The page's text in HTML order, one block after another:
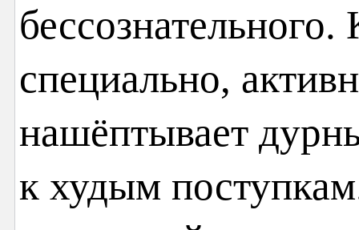
бессознательного.
специально,
нашёптывает
к худым